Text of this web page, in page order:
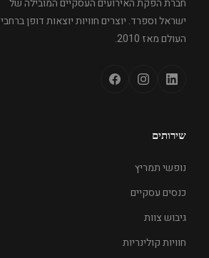
חברת הפקת האירועים העסקיים המובילה של
ישראל וספרד. יוצרים חוויות יוצאות דופן ברחבי
העולם מאז 2010.
שירותים
נופשי תמריץ
כנסים עסקיים
גיבוש צוות
חוויות קולינריות